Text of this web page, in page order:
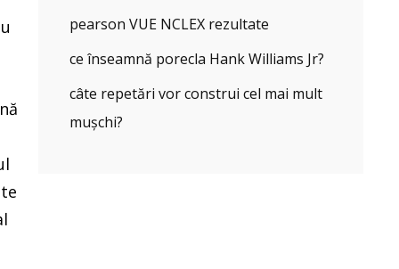
pearson VUE NCLEX rezultate
ce înseamnă porecla Hank Williams Jr?
câte repetări vor construi cel mai mult
mușchi?